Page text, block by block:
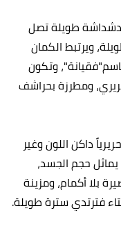
دشداشة طويلة تصل
ويرتبط الكمان
وتكون
ومطرزة بحراشف
داكن اللون وغير
حجم الجسد،
بلا أكمام، ومزينة
فترتدي سترة طويلة.